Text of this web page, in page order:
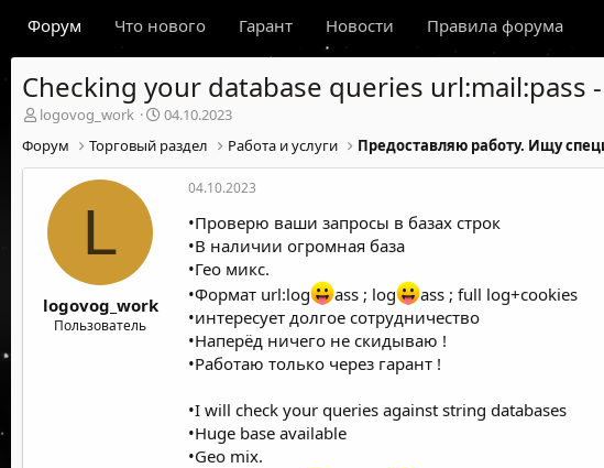
Форум Что нового Гарант Новости Правила форума
Checking your database queries
А
т
о
м
logovog_work
Д
т
а
04.10.2023
Форум
Торговый раздел Работа и услуги Предоставляю работу. Ищу
L
logovog_work
Пользователь
04.10.2023
•Проверю ваши запросы в базах строк
•В наличии огромная база
•Гео микс.
•Формат url:log
ass ; log
ass ; full log+cookies
•интересует долгое сотрудничество
•Наперёд ничего не скидываю !
•Работаю только через гарант !
•I will check your queries against string databases
•Huge base available
•Geo mix.